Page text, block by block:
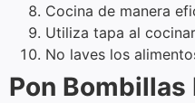
Cocina de manera
Utiliza tapa al
No laves los
Pon Bombillas